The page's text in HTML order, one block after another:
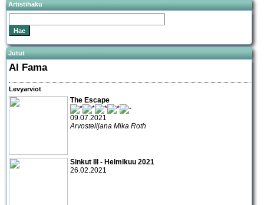
Artistihaku
Jutut
Al Fama
Levyarviot
The Escape
09.07.2021
Arvostelijana Mika Roth
Sinkut III - Helmikuu 2021
26.02.2021